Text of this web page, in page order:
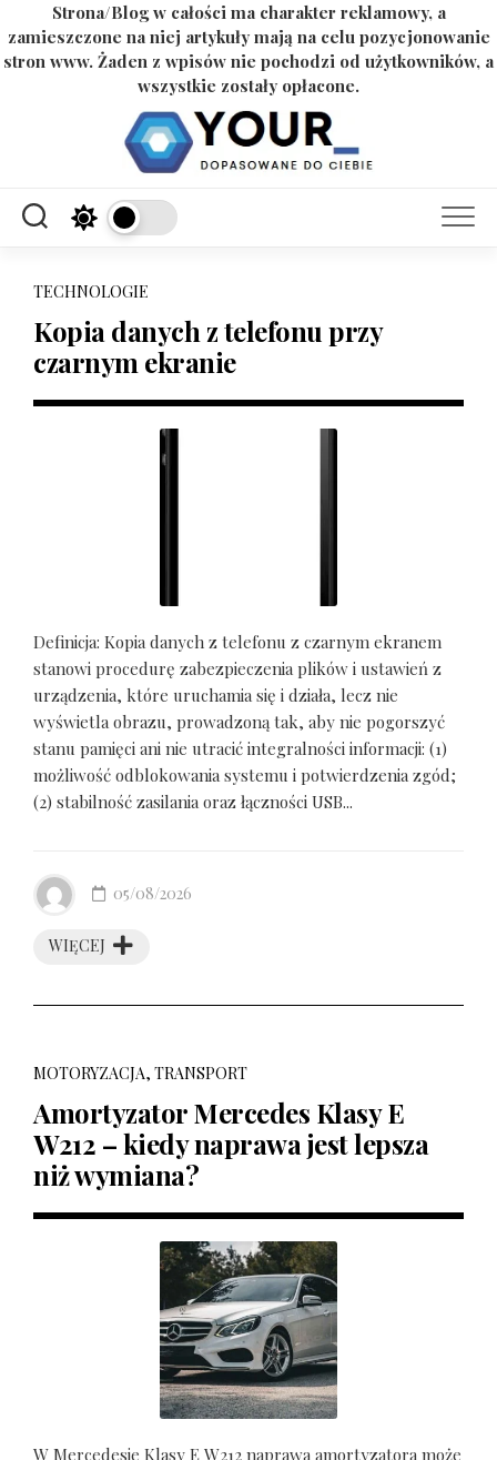
Strona/Blog w całości ma charakter reklamowy, a
zamieszczone na niej artykuły mają na celu pozycjonowanie
stron www. Żaden z wpisów nie pochodzi od użytkowników, a
wszystkie zostały opłacone.
TECHNOLOGIE
Kopia danych z telefonu przy
czarnym ekranie
Definicja: Kopia danych z telefonu z czarnym ekranem
stanowi procedurę zabezpieczenia plików i ustawień z
urządzenia, które uruchamia się i działa, lecz nie
wyświetla obrazu, prowadzoną tak, aby nie pogorszyć
stanu pamięci ani nie utracić integralności informacji: (1)
możliwość odblokowania systemu i potwierdzenia zgód;
(2) stabilność zasilania oraz łączności USB...
WIĘCEJ
05/08/2026
MOTORYZACJA, TRANSPORT
Amortyzator Mercedes Klasy E
W212 – kiedy naprawa jest lepsza
niż wymiana?
W Mercedesie Klasy E W212 naprawa amortyzatora może